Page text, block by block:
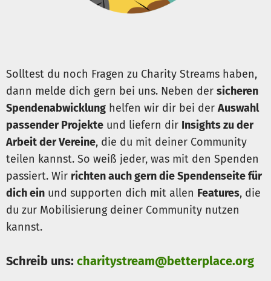
Solltest du noch Fragen zu Charity Streams haben,
dann melde dich gern bei uns. Neben der sicheren
Spendenabwicklung helfen wir dir bei der Auswahl
passender Projekte und liefern dir Insights zu der
Arbeit der Vereine, die du mit deiner Community
teilen kannst. So weiß jeder, was mit den Spenden
passiert. Wir richten auch gern die Spendenseite für
dich ein und supporten dich mit allen Features, die
du zur Mobilisierung deiner Community nutzen
kannst.
Schreib uns: charitystream@betterplace.org